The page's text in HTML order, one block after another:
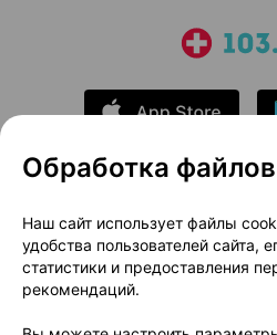
О проекте
Размещение рекламы
Публичный договор
Обработка
Наш сайт использует файлы
удобства пользователей сайта,
статистики и предоставления
рекомендаций.